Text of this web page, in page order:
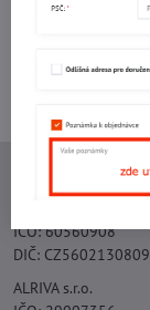
Kontaktujte nás:
+420
Ing. Vojtěch
IČO: 60560908
DIČ: CZ5602130809
ALRIVA s.r.o.